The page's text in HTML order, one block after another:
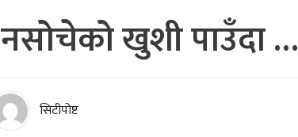
नसोचेको खुशी पाउँदा …
सिटीपोष्ट